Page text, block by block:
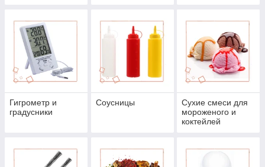
Гигрометр и
градусники
Соусницы
Сухие смеси для
мороженого и
коктейлей